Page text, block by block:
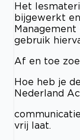
Het
bijgewerkt
Management
gebruik
Af en toe
Hoe heb je
Nederland
vrij laat.